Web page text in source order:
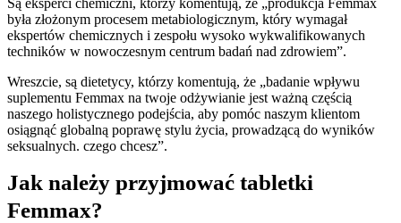
Są eksperci chemiczni, którzy komentują, że „produkcja Femmax
była złożonym procesem metabiologicznym, który wymagał
ekspertów chemicznych i zespołu wysoko wykwalifikowanych
techników w nowoczesnym centrum badań nad zdrowiem”.
Wreszcie, są dietetycy, którzy komentują, że „badanie wpływu
suplementu Femmax na twoje odżywianie jest ważną częścią
naszego holistycznego podejścia, aby pomóc naszym klientom
osiągnąć globalną poprawę stylu życia, prowadzącą do wyników
seksualnych. czego chcesz”.
Jak należy przyjmować tabletki
Femmax?